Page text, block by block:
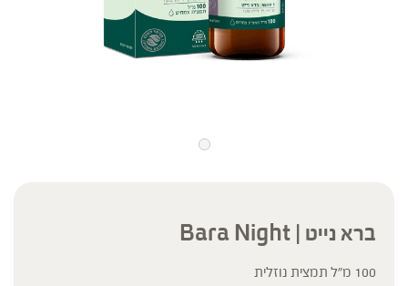
ברא נייט | Bara Night
100 מ״ל תמצית נוזלית